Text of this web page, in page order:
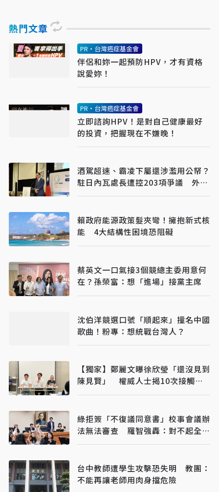
熱門文章
PR・台灣癌症基金會
伴侶和妳一起預防HPV，才有資格
說愛妳！
PR・台灣癌症基金會
立即諮詢HPV！是對自己健康最好
的投資，把握現在不嫌晚！
酒駕超速、霸凌下屬還涉濫用公帑？
駐日內瓦處長遭控203項爭議 外交
部啟動調查
賴政府能源政策髮夾彎！擁抱新式核
能 4大結構性困境恐阻礙
蔡英文一口氣接3個競總主委用意何
在？孫榮富：想「進場」接黨主席
沈伯洋競選口號「順起來」撞名中國
歌曲！粉專：想統戰台灣人？
【獨家】鄭麗文曝徐欣瑩「還沒見到
陳見賢」 權威人士揭10次接觸未
果：整合最後一哩路
綠拒簽「不復議同意書」校事會議辦
法無法審查 羅智強轟：對不起全國
老師
台中教師遭學生攻擊恐失明 教團：
不能再讓老師用肉身擋危險